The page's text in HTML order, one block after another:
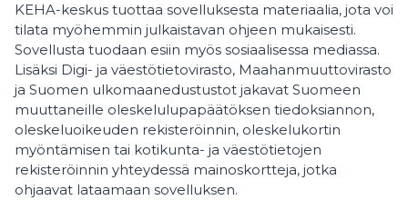
KEHA-keskus tuottaa sovelluksesta materiaalia, jota voi
tilata myöhemmin julkaistavan ohjeen mukaisesti.
Sovellusta tuodaan esiin myös sosiaalisessa mediassa.
Lisäksi Digi- ja väestötietovirasto, Maahanmuuttovirasto
ja Suomen ulkomaanedustustot jakavat Suomeen
muuttaneille oleskelulupapäätöksen tiedoksiannon,
oleskeluoikeuden rekisteröinnin, oleskelukortin
myöntämisen tai kotikunta- ja väestötietojen
rekisteröinnin yhteydessä mainoskortteja, jotka
ohjaavat lataamaan sovelluksen.